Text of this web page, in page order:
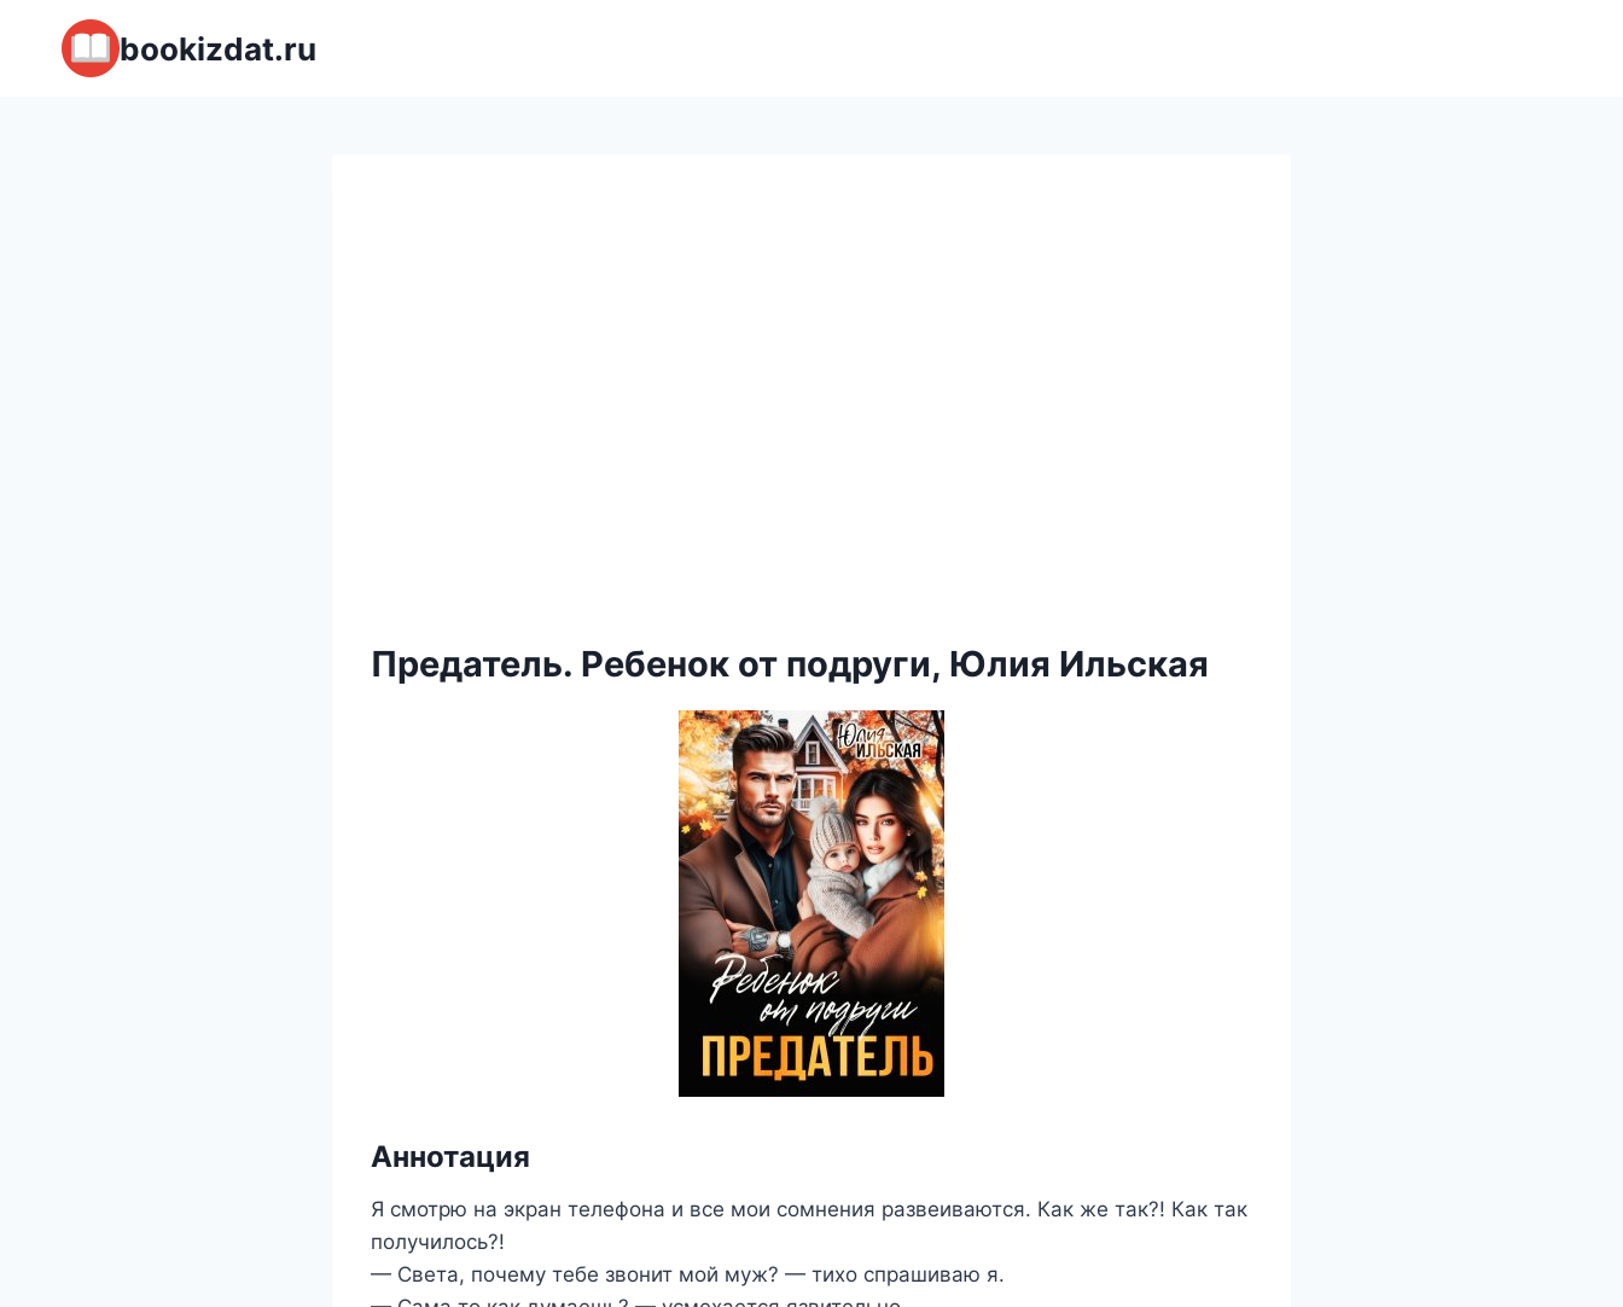
Перейти
содержимому
bookizdat.ru
Предатель. Ребенок от подруги, Юлия Ильская
Аннотация
Я смотрю на экран телефона и все мои сомнения развеиваются. Как же так?! Как так
получилось?!
— Света, почему тебе звонит мой муж? — тихо спрашиваю я.